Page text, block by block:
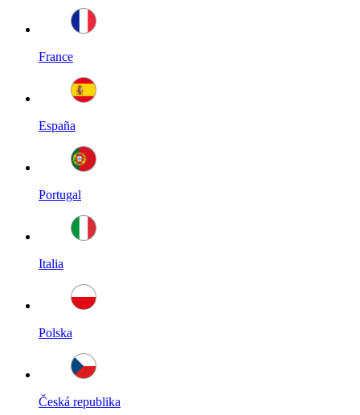
France
España
Portugal
Italia
Polska
Česká republika